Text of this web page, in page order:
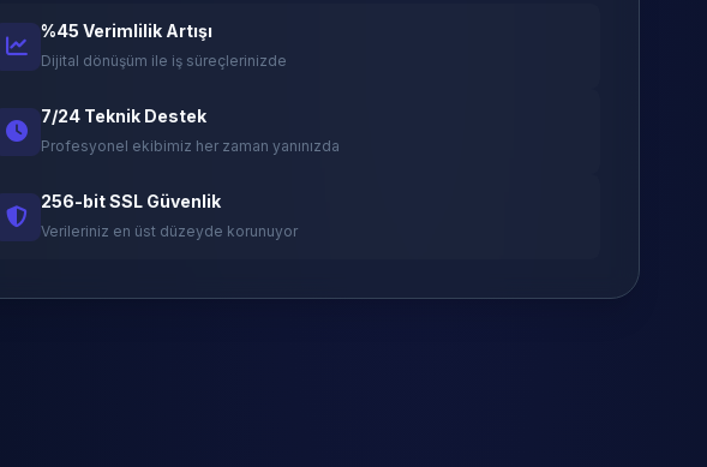
%45 Verimlilik Artışı
Dijital dönüşüm ile iş süreçlerinizde
7/24 Teknik Destek
Profesyonel ekibimiz her zaman yanınızda
256-bit SSL Güvenlik
Verileriniz en üst düzeyde korunuyor